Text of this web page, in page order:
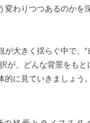
変わりつつあるのかを
が大きく揺らぐ中で、“
が、どんな背景をもと
的に見ていきましょう。